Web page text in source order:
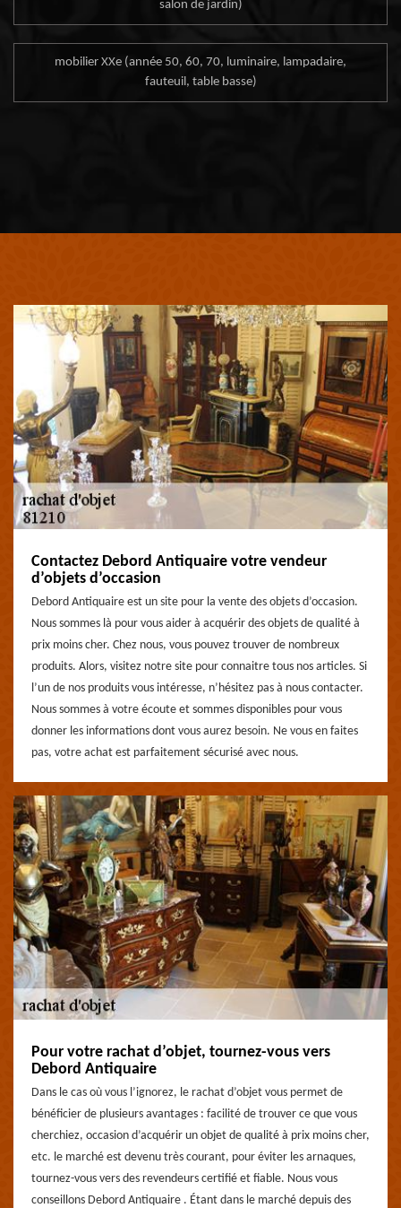
salon de jardin)
mobilier XXe (année 50, 60, 70, luminaire, lampadaire,
fauteuil, table basse)
Contactez Debord Antiquaire votre vendeur
d’objets d’occasion
Debord Antiquaire est un site pour la vente des objets d’occasion.
Nous sommes là pour vous aider à acquérir des objets de qualité à
prix moins cher. Chez nous, vous pouvez trouver de nombreux
produits. Alors, visitez notre site pour connaitre tous nos articles. Si
l’un de nos produits vous intéresse, n’hésitez pas à nous contacter.
Nous sommes à votre écoute et sommes disponibles pour vous
donner les informations dont vous aurez besoin. Ne vous en faites
pas, votre achat est parfaitement sécurisé avec nous.
Pour votre rachat d’objet, tournez-vous vers
Debord Antiquaire
Dans le cas où vous l’ignorez, le rachat d’objet vous permet de
bénéficier de plusieurs avantages : facilité de trouver ce que vous
cherchiez, occasion d’acquérir un objet de qualité à prix moins cher,
etc. le marché est devenu très courant, pour éviter les arnaques,
tournez-vous vers des revendeurs certifié et fiable. Nous vous
conseillons Debord Antiquaire . Étant dans le marché depuis des